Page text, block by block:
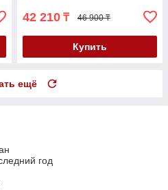
42 210 ₸ 46 900 ₸
Купить
ещё
год